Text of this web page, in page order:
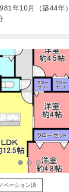
年10月（築44年）
ベーション済